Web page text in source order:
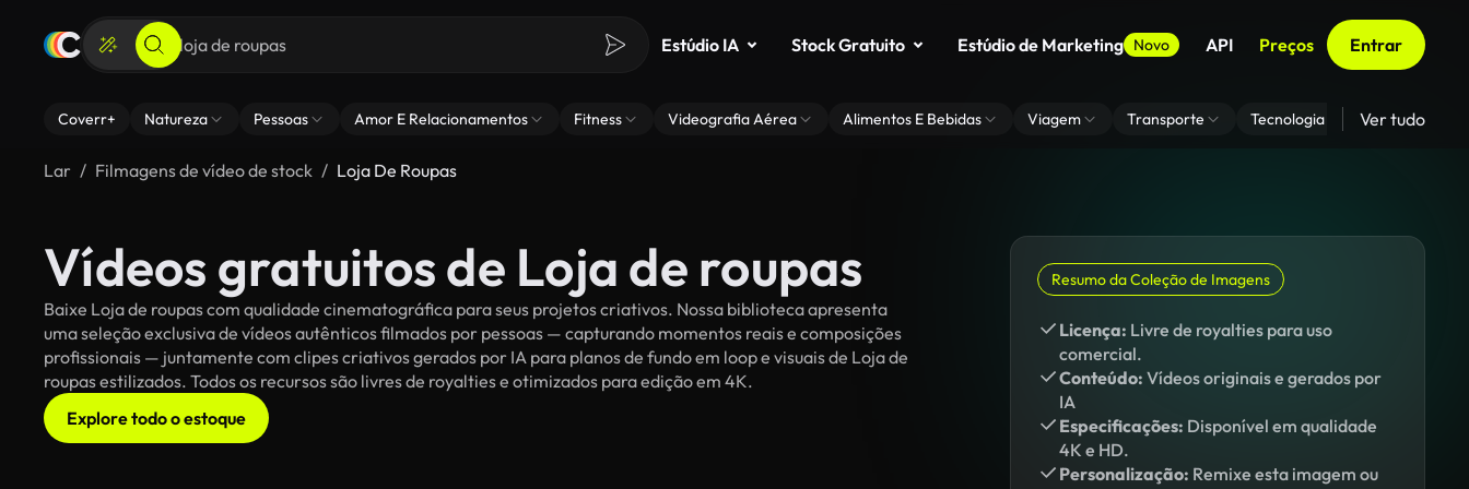
Estúdio IA Stock Gratuito Estúdio de Marketing Novo API Preços Entrar
Coverr+ Natureza Pessoas Amor E Relacionamentos Fitness Videografia Aérea Alimentos E Bebidas Viagem Transporte Tecnologia Zoom De
Ver tudo
Lar Filmagens de vídeo de stock Loja De Roupas
Vídeos gratuitos de Loja de roupas
Baixe Loja de roupas com qualidade cinematográfica para seus projetos criativos. Nossa biblioteca apresenta
uma seleção exclusiva de vídeos autênticos filmados por pessoas — capturando momentos reais e composições
profissionais — juntamente com clipes criativos gerados por IA para planos de fundo em loop e visuais de Loja de
roupas estilizados. Todos os recursos são livres de royalties e otimizados para edição em 4K.
Explore todo o estoque
Resumo da Coleção de Imagens
Licença: Livre de royalties para uso
comercial.
Conteúdo: Vídeos originais e gerados por
IA
Especificações: Disponível em qualidade
4K e HD.
Personalização: Remixe esta imagem ou